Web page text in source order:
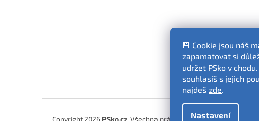
💾 Cookie jsou náš
zapamatovat si
udržet PSko v
souhlasíš s jejich
najdeš zde.
Nastavení
Copyright 2026 PSko.cz . Všechna práva vyhrazena.